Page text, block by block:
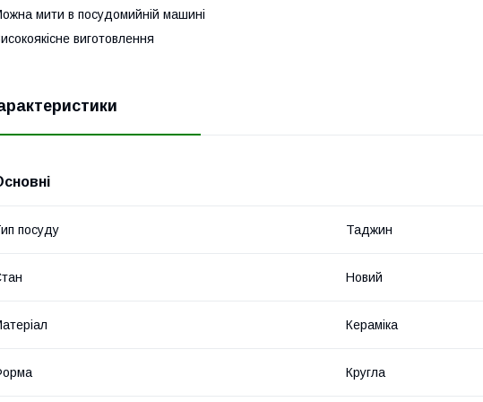
мити в посудомийній машині
виготовлення
посуду Таджин
Новий
Кераміка
Кругла